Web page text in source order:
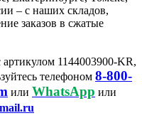
– с наших складов,
заказов в сжатые
артикулом 1144003900-KR,
телефоном 8-800-
или WhatsApp или